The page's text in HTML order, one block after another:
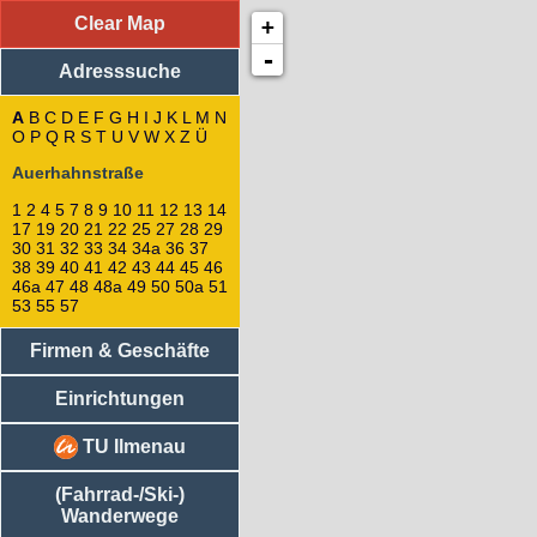
Adresssuche: Auerhahnstraße
2
4
1
5
7
10
8
11
13
17
12
21
20
14
29
31
25
43
45
Clear Map
Adresssuche
A B C D E F G H I J K L M N
O P Q R S T U V W X Z Ü
Auerhahnstraße
1 2 4 5 7 8 9 10 11 12 13 14
17 19 20 21 22 25 27 28 29
30 31 32 33 34 34a 36 37
38 39 40 41 42 43 44 45 46
46a 47 48 48a 49 50 50a 51
53 55 57
Firmen & Geschäfte
Einrichtungen
TU Ilmenau
(Fahrrad-/Ski-)
Wanderwege
+
-